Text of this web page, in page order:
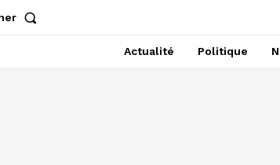
Actualité Politique